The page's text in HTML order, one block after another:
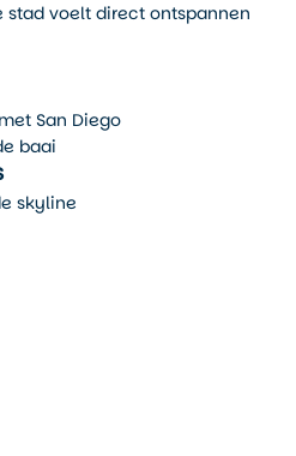
stad voelt direct ontspannen
sfeer op straat en het
van je aankomsttijd, al de
op te doen. Maak een korte
bij Seaport Village of rijd naar
je tussen adobe-
een eerste Mexicaanse
San Diego
baai
skyline